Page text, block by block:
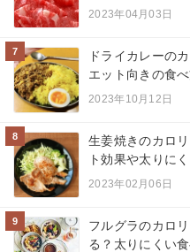
2023年04月03日
7
ドライカレーの
エット向きの食
2023年10月12日
8
生姜焼きのカロ
ト効果や太りに
2023年02月06日
9
フルグラのカロ
る？太りにくい